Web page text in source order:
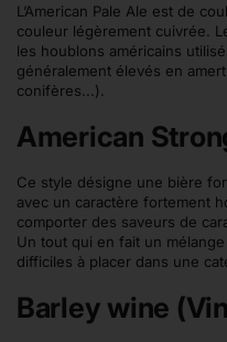
L’American Pale Ale est de
couleur légèrement cuivrée.
les houblons américains
généralement élevés en
conifères...).
American
Ce style désigne une bière
avec un caractère fortement
comporter des saveurs de
Un tout qui en fait un
difficiles à placer dans une
Barley wine